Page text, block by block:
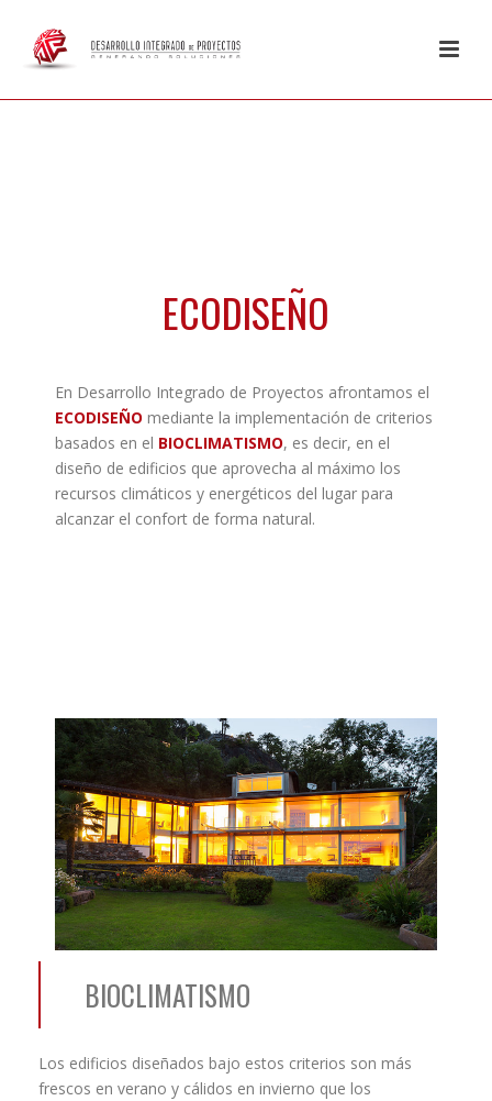
ECODISEÑO
En Desarrollo Integrado de Proyectos afrontamos el
ECODISEÑO mediante la implementación de criterios
basados en el BIOCLIMATISMO, es decir, en el
diseño de edificios que aprovecha al máximo los
recursos climáticos y energéticos del lugar para
alcanzar el confort de forma natural.
BIOCLIMATISMO
Los edificios diseñados bajo estos criterios son más
frescos en verano y cálidos en invierno que los